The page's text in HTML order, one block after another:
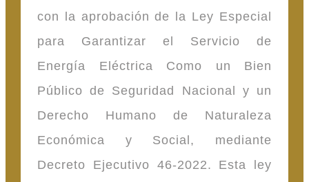
con la aprobación de la Ley Especial
para Garantizar el Servicio de
Energía Eléctrica Como un Bien
Público de Seguridad Nacional y un
Derecho Humano de Naturaleza
Económica y Social, mediante
Decreto Ejecutivo 46-2022. Esta ley